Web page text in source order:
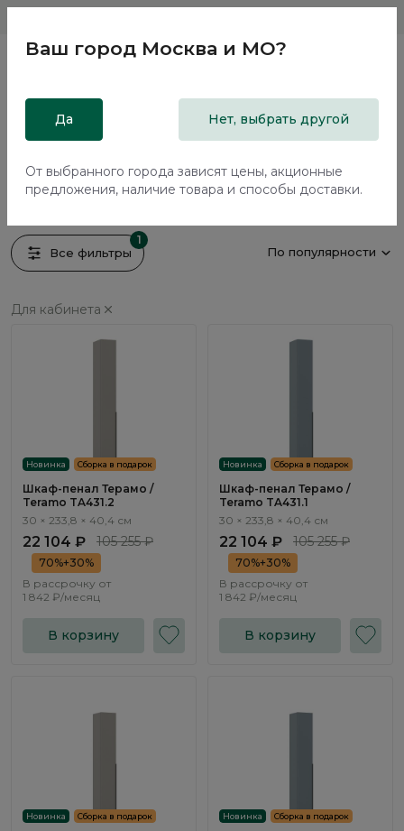
Главная Шкафы-пеналы
10 предметов
1
Все фильтры По популярности
Для кабинета
Новинка Сборка в подарок
Шкаф-пенал Терамо /
Teramo TA431.2
30 × 233,8 × 40,4 см
22 104 ₽ 105 255 ₽
70%+30%
В рассрочку от
1 842 ₽/месяц
В корзину
Новинка Сборка в подарок
Шкаф-пенал Терамо /
Teramo TA431.1
30 × 233,8 × 40,4 см
22 104 ₽ 105 255 ₽
70%+30%
В рассрочку от
1 842 ₽/месяц
В корзину
Новинка Сборка в подарок Новинка Сборка в подарок
Ваш город Москва и МО?
Да Нет, выбрать другой
От выбранного города зависят цены, акционные
предложения, наличие товара и способы доставки.